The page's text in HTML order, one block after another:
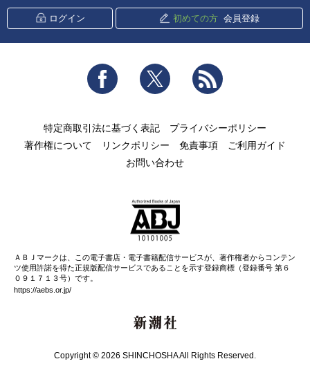
ログイン 初めての方 会員登録
Facebook Twitter
特定商取引法に基づく表記
プライバシーポリシー
著作権について
リンクポリシー 免責事項
ご利用ガイド
お問い合わせ
ＡＢＪマークは、この電子書店・電子書籍配信サービスが、著作権者からコンテン
ツ使用許諾を得た正規版配信サービスであることを示す登録商標（登録番号 第６
０９１７１３号）です。
https://aebs.or.jp/
Copyright © 2026 SHINCHOSHA All Rights Reserved.